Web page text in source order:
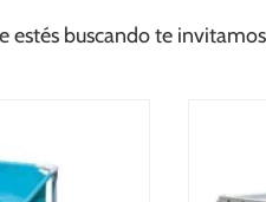
buscando te